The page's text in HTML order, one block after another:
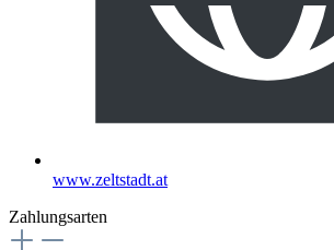
www.zeltstadt.at
Zahlungsarten